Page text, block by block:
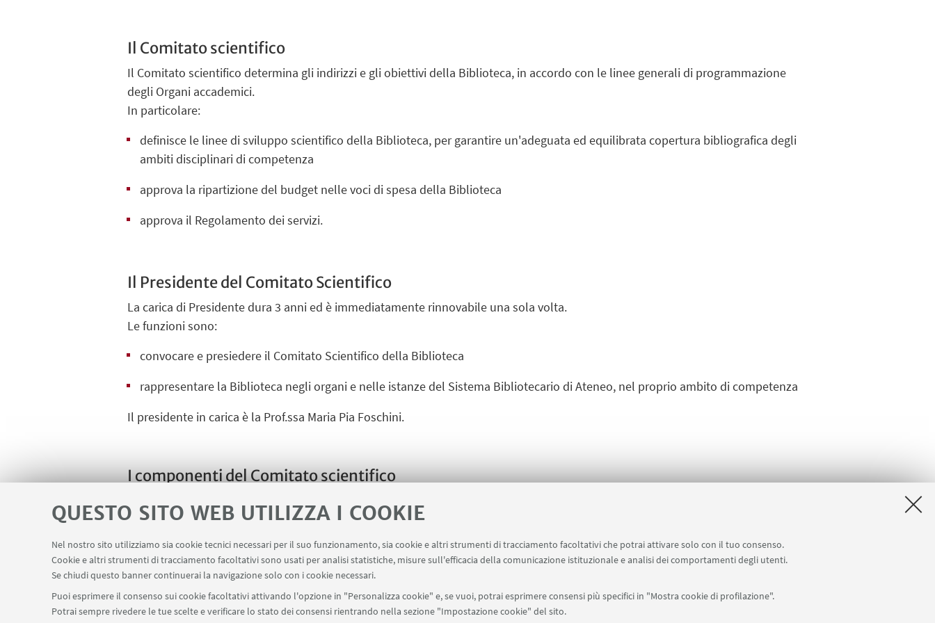
QUESTO SITO WEB UTILIZZA I COOKIE
Nel nostro sito utilizziamo sia cookie tecnici necessari per il suo funzionamento, sia cookie e altri strumenti di tracciamento facoltativi che potrai attivare solo con il tuo consenso.
Cookie e altri strumenti di tracciamento facoltativi sono usati per analisi statistiche, misure sull'efficacia della comunicazione istituzionale e analisi dei comportamenti degli utenti.
Se chiudi questo banner continuerai la navigazione solo con i cookie necessari.
Puoi esprimere il consenso sui cookie facoltativi attivando l'opzione in "Personalizza cookie" e, se vuoi, potrai esprimere consensi più specifici in "Mostra cookie di profilazione".
Potrai sempre rivedere le tue scelte e verificare lo stato dei consensi rientrando nella sezione "Impostazione cookie" del sito.
Il Comitato scientifico
Il Comitato scientifico determina gli indirizzi e gli obiettivi della Biblioteca, in accordo con le linee generali di programmazione
degli Organi accademici.
In particolare:
definisce le linee di sviluppo scientifico della Biblioteca, per garantire un'adeguata ed equilibrata copertura bibliografica degli
ambiti disciplinari di competenza
approva la ripartizione del budget nelle voci di spesa della Biblioteca
approva il Regolamento dei servizi.
Il Presidente del Comitato Scientifico
La carica di Presidente dura 3 anni ed è immediatamente rinnovabile una sola volta.
Le funzioni sono:
convocare e presiedere il Comitato Scientifico della Biblioteca
rappresentare la Biblioteca negli organi e nelle istanze del Sistema Bibliotecario di Ateneo, nel proprio ambito di competenza
Il presidente in carica è la Prof.ssa Maria Pia Foschini.
I componenti del Comitato scientifico